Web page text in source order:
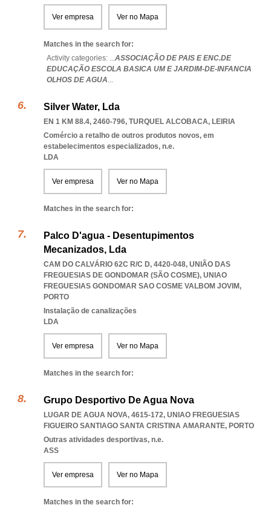
Ver empresa Ver no Mapa
Matches in the search for:
Activity categories: ...ASSOCIAÇÃO DE PAIS E ENC.DE
EDUCAÇÃO ESCOLA BASICA UM E JARDIM-DE-INFANCIA
OLHOS DE AGUA...
Silver Water, Lda
EN 1 KM 88.4, 2460-796, TURQUEL ALCOBACA, LEIRIA
Comércio a retalho de outros produtos novos, em
estabelecimentos especializados, n.e.
LDA
Ver empresa Ver no Mapa
Matches in the search for:
Palco D'agua - Desentupimentos
Mecanizados, Lda
CAM DO CALVÁRIO 62C R/C D, 4420-048, UNIÃO DAS
FREGUESIAS DE GONDOMAR (SÃO COSME), UNIAO
FREGUESIAS GONDOMAR SAO COSME VALBOM JOVIM,
PORTO
Instalação de canalizações
LDA
Ver empresa Ver no Mapa
Matches in the search for:
Grupo Desportivo De Agua Nova
LUGAR DE AGUA NOVA, 4615-172, UNIAO FREGUESIAS
FIGUEIRO SANTIAGO SANTA CRISTINA AMARANTE, PORTO
Outras atividades desportivas, n.e.
ASS
Ver empresa Ver no Mapa
Matches in the search for: